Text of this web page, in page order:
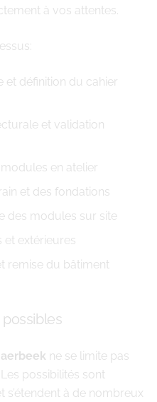
à vos attentes.
et définition du cahier
et validation
en atelier
et des fondations
des modules sur site
et extérieures
remise du bâtiment
ne se limite pas
possibilités sont
à de nombreux